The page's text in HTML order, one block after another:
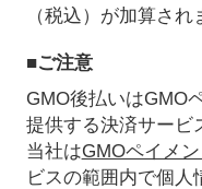
（税込）が加算され
■ご注意
GMO後払いはGMO
提供する決済サービ
当社はGMOペイメ
ビスの範囲内で個人